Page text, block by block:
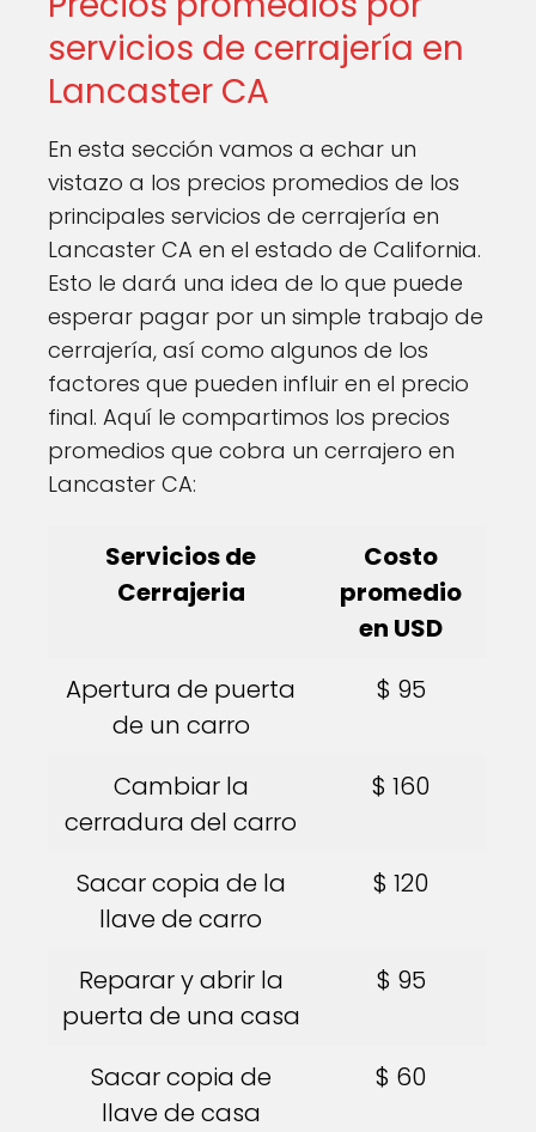
servicios de cerrajería en
Lancaster CA
En esta sección vamos a echar un
vistazo a los precios promedios de los
principales servicios de cerrajería en
Lancaster CA en el estado de California.
Esto le dará una idea de lo que puede
esperar pagar por un simple trabajo de
cerrajería, así como algunos de los
factores que pueden influir en el precio
final. Aquí le compartimos los precios
promedios que cobra un cerrajero en
Lancaster CA:
Servicios de
Cerrajeria
Costo
promedio
en USD
Apertura de puerta
de un carro
$ 95
Cambiar la
cerradura del carro
$ 160
Sacar copia de la
llave de carro
$ 120
Reparar y abrir la
puerta de una casa
$ 95
Sacar copia de
llave de casa
$ 60